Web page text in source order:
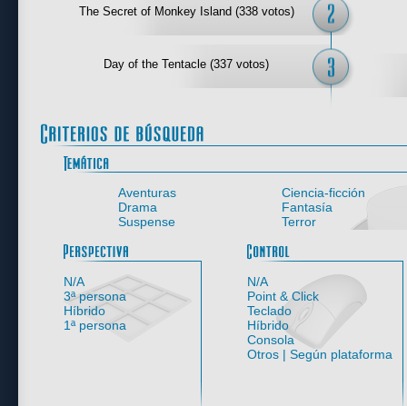
The Secret of Monkey Island (338 votos)
Day of the Tentacle (337 votos)
Aventuras
Ciencia-ficción
Drama
Fantasía
Suspense
Terror
Perspectiva
N/A
3ª persona
Híbrido
1ª persona
N/A
Point & Click
Teclado
Híbrido
Consola
Otros | Según plataforma